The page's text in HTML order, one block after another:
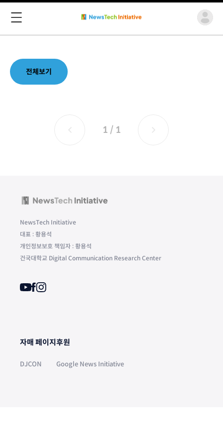
전체보기
1 / 1
NewsTech Initiative
대표 : 황용석
개인정보보호 책임자 : 황용석
건국대학교 Digital Communication Research Center
자매 페이지
DJCON
후원
Google News Initiative